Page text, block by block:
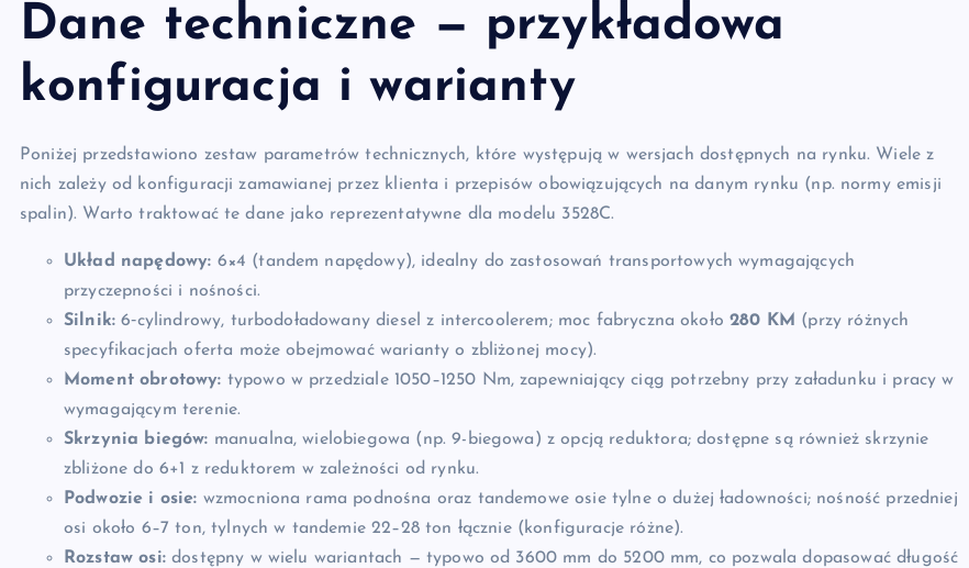
Dane techniczne — przykładowa
konfiguracja i warianty
Poniżej przedstawiono zestaw parametrów technicznych, które występują w wersjach dostępnych na rynku. Wiele z
nich zależy od konfiguracji zamawianej przez klienta i przepisów obowiązujących na danym rynku (np. normy emisji
spalin). Warto traktować te dane jako reprezentatywne dla modelu 3528C.
Układ napędowy: 6×4 (tandem napędowy), idealny do zastosowań transportowych wymagających
przyczepności i nośności.
Silnik: 6‑cylindrowy, turbodoładowany diesel z intercoolerem; moc fabryczna około280 KM (przy różnych
specyfikacjach oferta może obejmować warianty o zbliżonej mocy).
Moment obrotowy: typowo w przedziale 1050–1250 Nm, zapewniający ciąg potrzebny przy załadunku i pracy w
wymagającym terenie.
Skrzynia biegów: manualna, wielobiegowa (np. 9-biegowa) z opcją reduktora; dostępne są również skrzynie
zbliżone do 6+1 z reduktorem w zależności od rynku.
Podwozie i osie: wzmocniona rama podnośna oraz tandemowe osie tylne o dużej ładowności; nośność przedniej
osi około 6–7 ton, tylnych w tandemie 22–28 ton łącznie (konfiguracje różne).
Rozstaw osi:dostępny w wielu wariantach — typowo od 3600 mm do 5200 mm, co pozwala dopasować długość